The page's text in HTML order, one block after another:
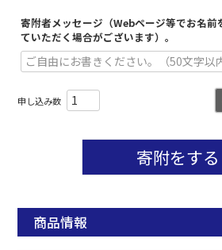
寄附者メッセージ（Webページ等でお名
ていただく場合がございます）。
寄附をする
商品情報